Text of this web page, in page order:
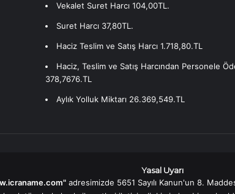
Vekalet Suret Harcı 104,00TL.
Suret Harcı 37,80TL.
Haciz Teslim ve Satış Harcı 1.718,80.TL
Haciz, Teslim ve Satış Harcından Personele
378,7676.TL
Aylık Yolluk Miktarı 26.369,549.TL
Yasal Uyarı
adresimizde 5651 Sayılı Kanun'un 8.